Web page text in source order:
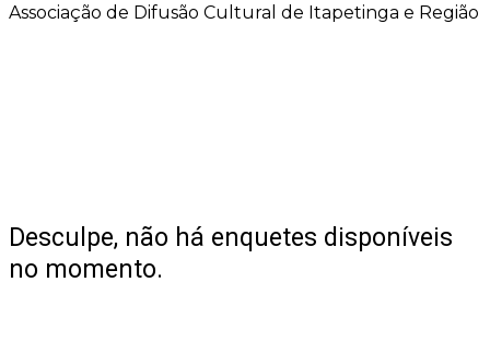
Associação de Difusão Cultural de Itapetinga e Região
Desculpe, não há enquetes disponíveis
no momento.